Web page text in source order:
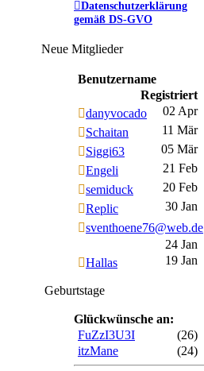
Datenschutzerklärung
gemäß DS-GVO
Neue Mitglieder
Benutzername
Registriert
danyvocado
02 Apr
Schaitan
11 Mär
Siggi63
05 Mär
Engeli
21 Feb
semiduck
20 Feb
Replic
30 Jan
sventhoene76@web.de
24 Jan
Hallas
19 Jan
Geburtstage
Glückwünsche an:
FuZzI3U3I
(26)
itzMane
(24)